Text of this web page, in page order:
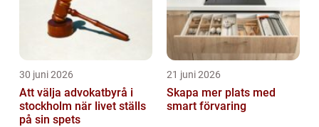
30 juni 2026
Att välja advokatbyrå i
stockholm när livet ställs
på sin spets
21 juni 2026
Skapa mer plats med
smart förvaring